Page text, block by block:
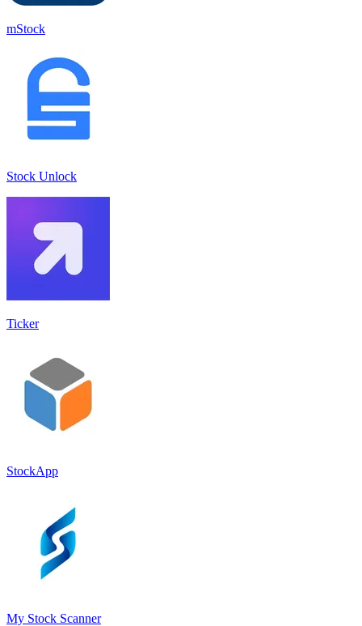
mStock
Stock Unlock
Ticker
StockApp
My Stock Scanner